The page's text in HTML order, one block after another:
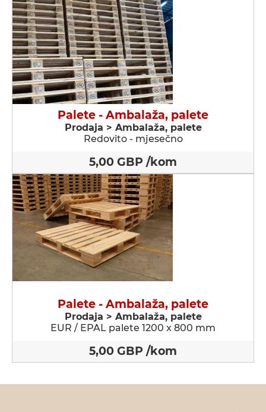
Palete - Ambalaža, palete
Prodaja > Ambalaža, palete
Redovito - mjesečno
5,00 GBP /kom
Palete - Ambalaža, palete
Prodaja > Ambalaža, palete
EUR / EPAL palete 1200 x 800 mm
5,00 GBP /kom